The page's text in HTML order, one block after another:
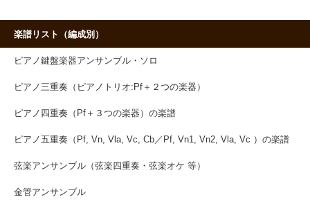
楽譜リスト（編成別）
ピアノ鍵盤楽器アンサンブル・ソロ
ピアノ三重奏（ピアノトリオ:Pf＋２つの楽器）
ピアノ四重奏（Pf＋３つの楽器）の楽譜
ピアノ五重奏（Pf, Vn, Vla, Vc, Cb／Pf, Vn1, Vn2, Vla, Vc ）の楽譜
弦楽アンサンブル（弦楽四重奏・弦楽オケ 等）
金管アンサンブル